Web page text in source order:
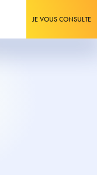
JE VOUS CONSULTE